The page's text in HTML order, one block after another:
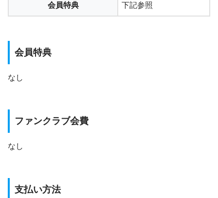
会員特典 下記参照
会員特典
なし
ファンクラブ会費
なし
支払い方法